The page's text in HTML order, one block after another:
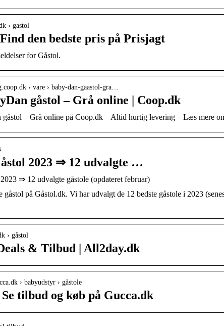
› gastol
den bedste pris på Prisjagt
for Gåstol.
› vare › baby-dan-gaastol-gra…
gåstol – Grå online | Coop.dk
– Grå online på Coop.dk – Altid hurtig levering – Læs mere
2023 ⇒ 12 udvalgte …
⇒ 12 udvalgte gåstole (opdateret februar)
gåstol på Gåstol.dk. Vi har udvalgt de 12 bedste gåstole i 2023
› gåstol
& Tilbud | All2day.dk
› babyudstyr › gåstole
Se tilbud og køb på Gucca.dk